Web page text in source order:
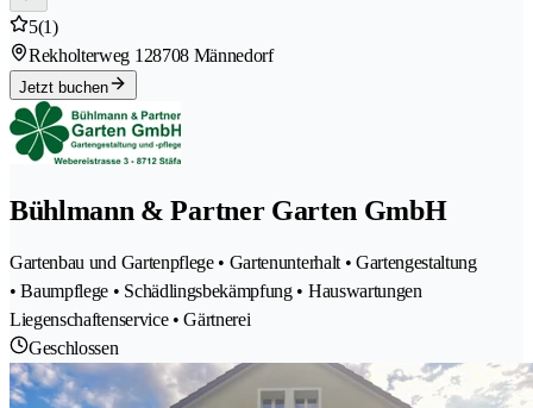
5(1)
Rekholterweg 128708 Männedorf
Jetzt buchen
Bühlmann & Partner Garten GmbH
Gartenbau und Gartenpflege • Gartenunterhalt • Gartengestaltung
• Baumpflege • Schädlingsbekämpfung • Hauswartungen
Liegenschaftenservice • Gärtnerei
Geschlossen